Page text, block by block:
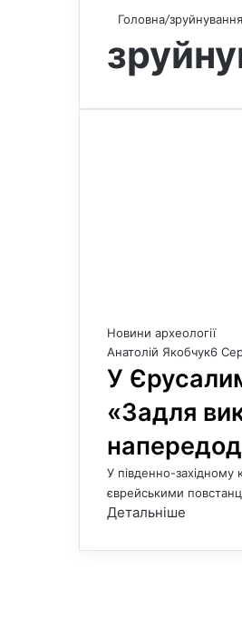
Головна/
Новини археології
Анатолій Якобчук6
У
«Задля
У південно-західному
єврейськими
Детальніше